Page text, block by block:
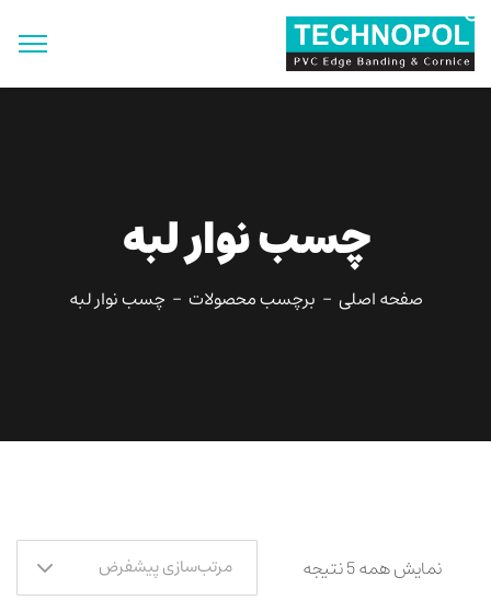
جستجو
برای:
دکمه جستجو
چسب نوار لبه
صفحه اصلی برچسب محصولات چسب نوار لبه
نمایش همه 5 نتیجه مرتب‌سازی پیشفرض